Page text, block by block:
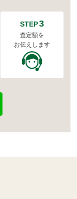
STEP3
査定額を
お伝えします